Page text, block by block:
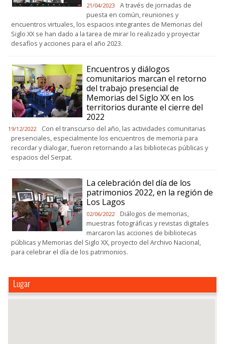
21/04/2023
A través de jornadas de
puesta en común, reuniones y
encuentros virtuales, los espacios integrantes de Memorias del
Siglo XX se han dado a la tarea de mirar lo realizado y proyectar
desafíos y acciones para el año 2023.
Encuentros y diálogos
comunitarios marcan el retorno
del trabajo presencial de
Memorias del Siglo XX en los
territorios durante el cierre del
2022
19/12/2022
Con el transcurso del año, las actividades comunitarias
presenciales, especialmente los encuentros de memoria para
recordar y dialogar, fueron retornando a las bibliotecas públicas y
espacios del Serpat.
La celebración del día de los
patrimonios 2022, en la región de
Los Lagos
02/06/2022
Diálogos de memorias,
muestras fotográficas y revistas digitales
marcaron las acciones de bibliotecas
públicas y Memorias del Siglo XX, proyecto del Archivo Nacional,
para celebrar el día de los patrimonios.
Lugar